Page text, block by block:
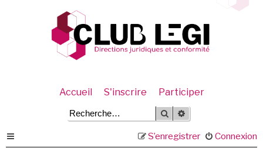
Accueil S'inscrire Participer
Rechercher
Connexion
S’enregistrer